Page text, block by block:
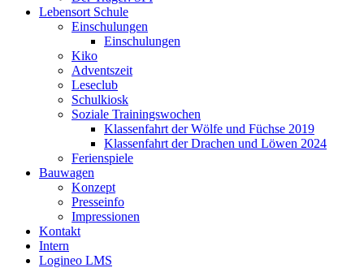
Lebensort Schule
Einschulungen
Einschulungen
Kiko
Adventszeit
Leseclub
Schulkiosk
Soziale Trainingswochen
Klassenfahrt der Wölfe und Füchse 2019
Klassenfahrt der Drachen und Löwen 2024
Ferienspiele
Bauwagen
Konzept
Presseinfo
Impressionen
Kontakt
Intern
Logineo LMS